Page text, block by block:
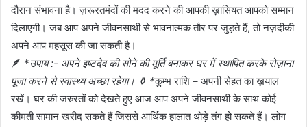
दौरान संभावना है। ज़रूरतमंदों की मदद करने की आपकी ख़ासियत आपको सम्मान
दिलाएगी। जब आप अपने जीवनसाथी से भावनात्मक तौर पर जुड़ते हैं, तो नज़दीकी
अपने आप महसूस की जा सकती है।
🪶 *उपाय :- अपने इष्टदेव की सोने की मूर्ति बनाकर घर में स्थापित करके रोज़ाना
पूजा करने से स्वास्थ्य अच्छा रहेगा। ⚱️ *कुम्भ राशि – अपनी सेहत का ख़याल
रखें। घर की जरुरतों को देखते हुए आज आप अपने जीवनसाथी के साथ कोई
कीमती सामान खरीद सकते हैं जिससे आर्थिक हालात थोड़े तंग हो सकते हैं। लोग